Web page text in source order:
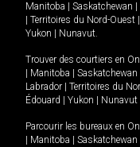
Manitoba
Saskatchewan
Territoires du Nord-Ouest
Yukon
Nunavut.
Trouver des courtiers en
Manitoba Saskatchewan
Labrador
Territoires du
Édouard
Yukon Nunavut
Parcourir les bureaux en
Manitoba Saskatchewan